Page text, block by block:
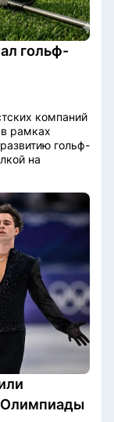
гольф-
компаний
рамках
гольф-
на
Олимпиады